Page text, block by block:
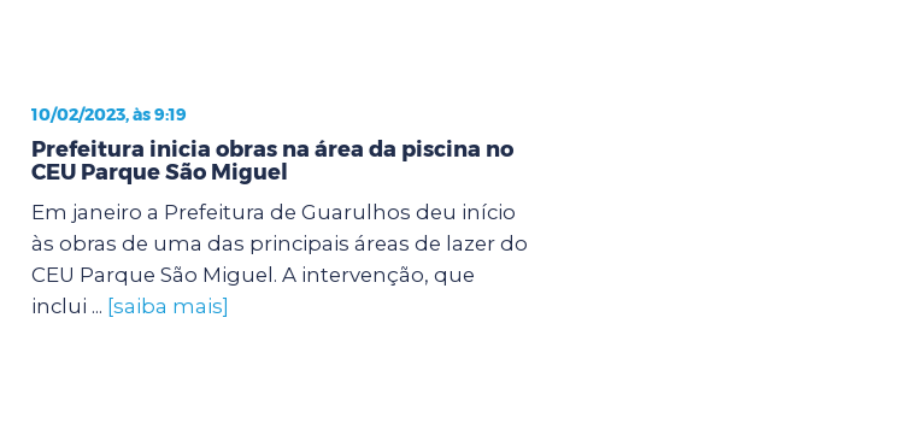
10/02/2023, às 9:19
Prefeitura inicia obras na área da piscina no
CEU Parque São Miguel
Em janeiro a Prefeitura de Guarulhos deu início
às obras de uma das principais áreas de lazer do
CEU Parque São Miguel. A intervenção, que
inclui ... [saiba mais]